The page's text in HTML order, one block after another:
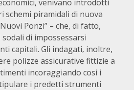
venivano introdotti
schemi piramidali di nuova
Ponzi” – che, di fatto,
di impossessarsi
capitali. Gli indagati, inoltre,
polizze assicurative fittizie a
incoraggiando cosi i
i predetti strumenti